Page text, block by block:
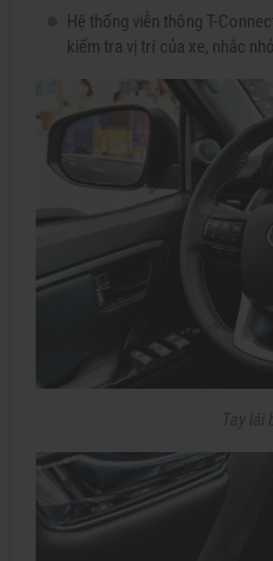
Hệ thống viễn thông T-
kiểm tra vị trí của xe, nhắc